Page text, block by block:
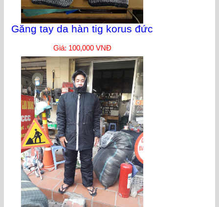
Găng tay da hàn tig korus đức
Giá: 100,000 VNĐ